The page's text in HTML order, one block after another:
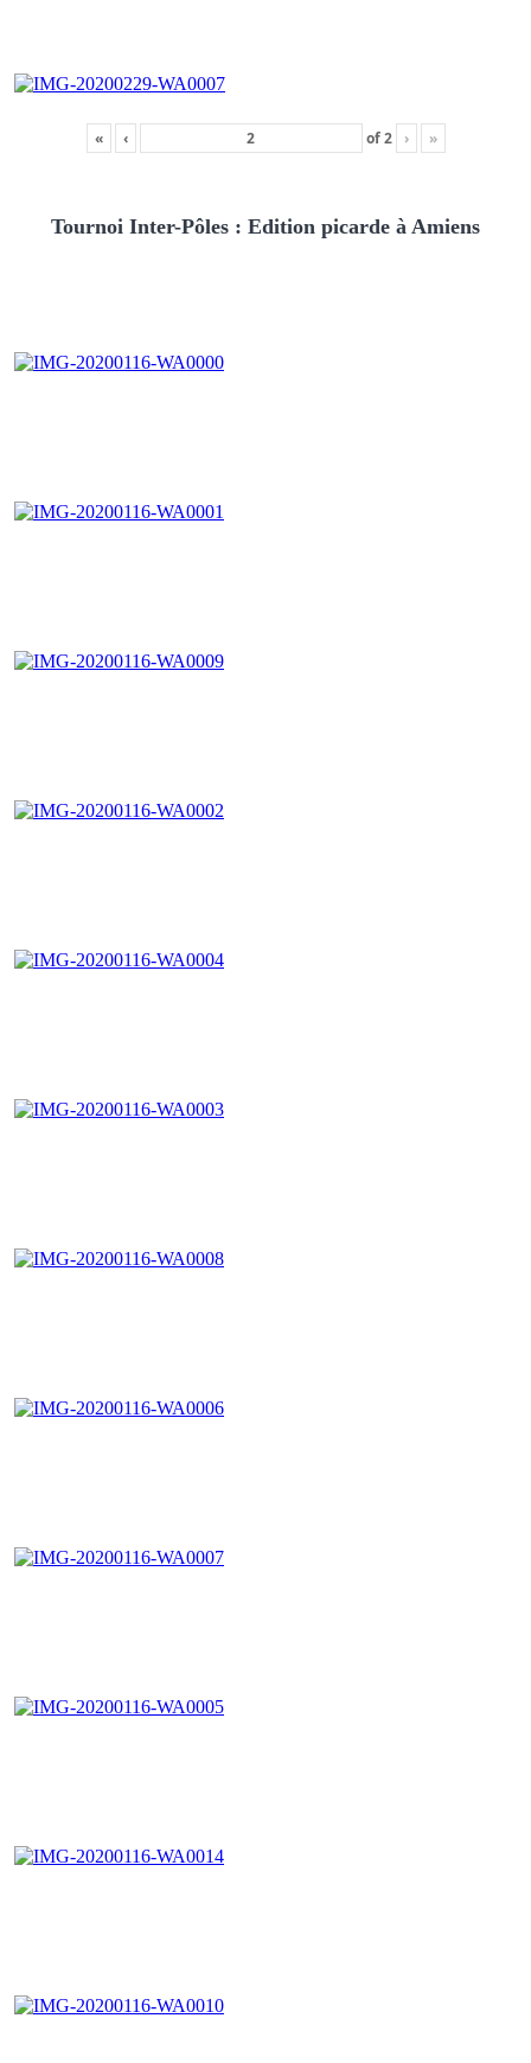
« ‹ of2 › »
Tournoi Inter-Pôles : Edition picarde à Amiens